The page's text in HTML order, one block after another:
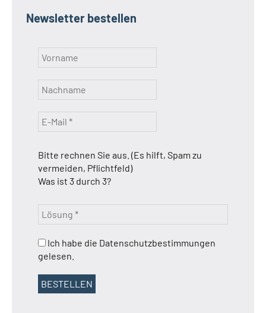
Newsletter bestellen
Bitte rechnen Sie aus. (Es hilft, Spam zu
vermeiden, Pflichtfeld)
Was ist 3 durch 3?
Ich habe die Datenschutzbestimmungen
gelesen.